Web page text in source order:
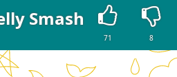
Smash
71 8